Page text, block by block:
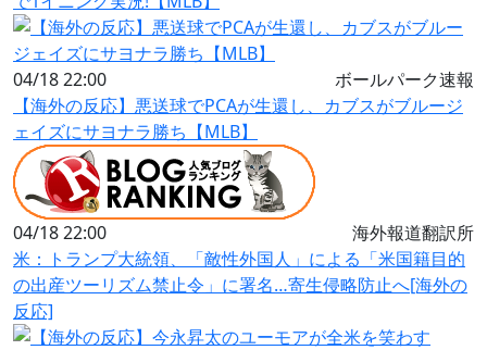
04/18 22:00
ボールパーク速報
【海外の反応】悪送球でPCAが生還し、カブスがブルージ
ェイズにサヨナラ勝ち【MLB】
04/18 22:00
海外報道翻訳所
米：トランプ大統領、「敵性外国人」による「米国籍目的
の出産ツーリズム禁止令」に署名…寄生侵略防止へ[海外の
反応]